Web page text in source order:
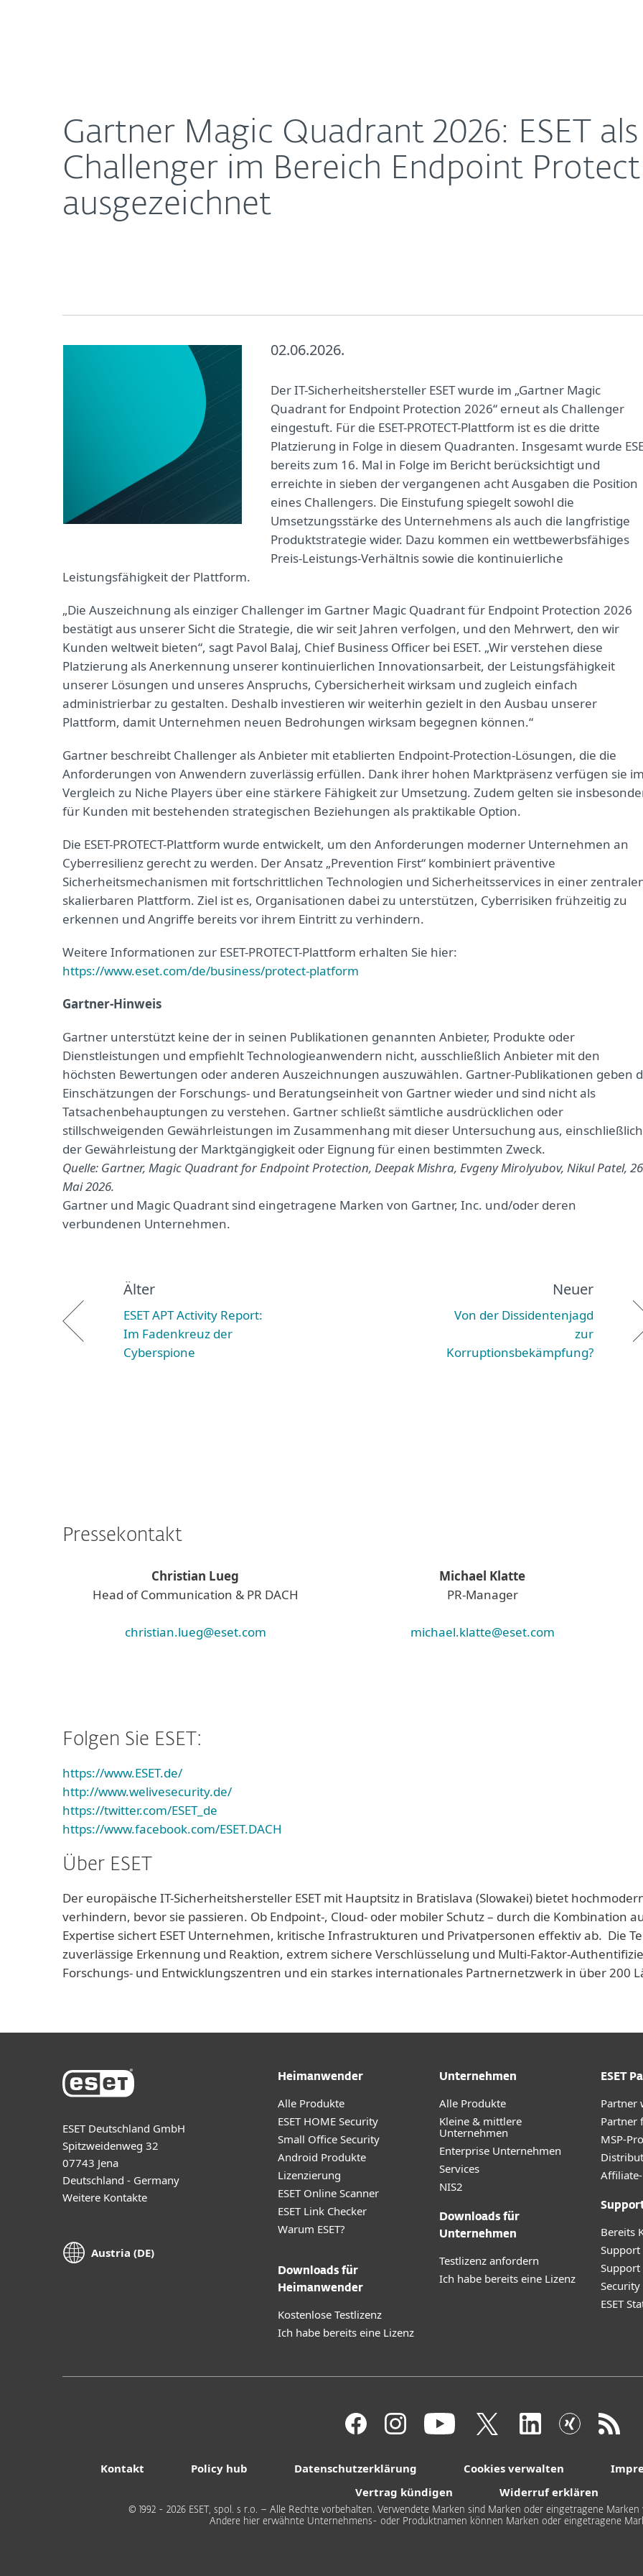
Gartner Magic Quadrant 2026: ESET
Challenger im Bereich Endpoint
ausgezeichnet
02.06.2026.
Der IT-Sicherheitshersteller ESET wurde im „Gartner Magic
Quadrant for Endpoint Protection 2026“ erneut als Challenger
eingestuft. Für die ESET-PROTECT-Plattform ist es die dritte
Platzierung in Folge in diesem Quadranten. Insgesamt wurde
bereits zum 16. Mal in Folge im Bericht berücksichtigt und
erreichte in sieben der vergangenen acht Ausgaben die Position
eines Challengers. Die Einstufung spiegelt sowohl die
Umsetzungsstärke des Unternehmens als auch die langfristige
Produktstrategie wider. Dazu kommen ein wettbewerbsfähiges
Preis-Leistungs-Verhältnis sowie die kontinuierliche
Leistungsfähigkeit der Plattform.
„Die Auszeichnung als einziger Challenger im Gartner Magic Quadrant für Endpoint Protection 2026
bestätigt aus unserer Sicht die Strategie, die wir seit Jahren verfolgen, und den Mehrwert, den wir
Kunden weltweit bieten“, sagt Pavol Balaj, Chief Business Officer bei ESET. „Wir verstehen diese
Platzierung als Anerkennung unserer kontinuierlichen Innovationsarbeit, der Leistungsfähigkeit
unserer Lösungen und unseres Anspruchs, Cybersicherheit wirksam und zugleich einfach
administrierbar zu gestalten. Deshalb investieren wir weiterhin gezielt in den Ausbau unserer
Plattform, damit Unternehmen neuen Bedrohungen wirksam begegnen können.“
Gartner beschreibt Challenger als Anbieter mit etablierten Endpoint-Protection-Lösungen, die die
Anforderungen von Anwendern zuverlässig erfüllen. Dank ihrer hohen Marktpräsenz verfügen sie
Vergleich zu Niche Players über eine stärkere Fähigkeit zur Umsetzung. Zudem gelten sie
für Kunden mit bestehenden strategischen Beziehungen als praktikable Option.
Die ESET-PROTECT-Plattform wurde entwickelt, um den Anforderungen moderner Unternehmen an
Cyberresilienz gerecht zu werden. Der Ansatz „Prevention First“ kombiniert präventive
Sicherheitsmechanismen mit fortschrittlichen Technologien und Sicherheitsservices in einer
skalierbaren Plattform. Ziel ist es, Organisationen dabei zu unterstützen, Cyberrisiken frühzeitig zu
erkennen und Angriffe bereits vor ihrem Eintritt zu verhindern.
Weitere Informationen zur ESET-PROTECT-Plattform erhalten Sie hier:
https://www.eset.com/de/business/protect-platform
Gartner-Hinweis
Gartner unterstützt keine der in seinen Publikationen genannten Anbieter, Produkte oder
Dienstleistungen und empfiehlt Technologieanwendern nicht, ausschließlich Anbieter mit den
höchsten Bewertungen oder anderen Auszeichnungen auszuwählen. Gartner-Publikationen geben
Einschätzungen der Forschungs- und Beratungseinheit von Gartner wieder und sind nicht als
Tatsachenbehauptungen zu verstehen. Gartner schließt sämtliche ausdrücklichen oder
stillschweigenden Gewährleistungen im Zusammenhang mit dieser Untersuchung aus, einschließlich
der Gewährleistung der Marktgängigkeit oder Eignung für einen bestimmten Zweck.
Quelle: Gartner, Magic Quadrant for Endpoint Protection, Deepak Mishra, Evgeny Mirolyubov, Nikul Patel,
Mai 2026.
Gartner und Magic Quadrant sind eingetragene Marken von Gartner, Inc. und/oder deren
verbundenen Unternehmen.
Älter
ESET APT Activity Report:
Im Fadenkreuz der
Cyberspione
Neuer
Von der Dissidentenjagd
zur
Korruptionsbekämpfung?
Pressekontakt
Christian Lueg
Head of Communication & PR DACH
christian.lueg@eset.com
Michael Klatte
PR-Manager
michael.klatte@eset.com
Folgen Sie ESET:
https://www.ESET.de/
http://www.welivesecurity.de/
https://twitter.com/ESET_de
https://www.facebook.com/ESET.DACH
Über ESET
Der europäische IT-Sicherheitshersteller ESET mit Hauptsitz in Bratislava (Slowakei) bietet
verhindern, bevor sie passieren. Ob Endpoint-, Cloud- oder mobiler Schutz – durch die Kombination
Expertise sichert ESET Unternehmen, kritische Infrastrukturen und Privatpersonen effektiv ab. Die
zuverlässige Erkennung und Reaktion, extrem sichere Verschlüsselung und Multi-Faktor-
Forschungs- und Entwicklungszentren und ein starkes internationales Partnernetzwerk in über 200
ESET Deutschland GmbH
Spitzweidenweg 32
07743 Jena
Deutschland - Germany
Weitere Kontakte
Austria (DE)
Heimanwender
Alle Produkte
ESET HOME Security
Small Office Security
Android Produkte
Lizenzierung
ESET Online Scanner
ESET Link Checker
Warum ESET?
Downloads für
Heimanwender
Kostenlose Testlizenz
Ich habe bereits eine Lizenz
Unternehmen
Alle Produkte
Kleine & mittlere
Unternehmen
Enterprise Unternehmen
Services
NIS2
Downloads für
Unternehmen
Testlizenz anfordern
Ich habe bereits eine Lizenz
ESET
Partner
Partner
MSP-
Bereits
ESET
Kontakt Policy hub Datenschutzerklärung Cookies verwalten
Vertrag kündigen
Widerruf erklären
© 1992 - 2026 ESET, spol. s r.o. – Alle Rechte vorbehalten. Verwendete Marken sind Marken oder eingetragene Marken
Andere hier erwähnte Unternehmens- oder Produktnamen können Marken oder eingetragene